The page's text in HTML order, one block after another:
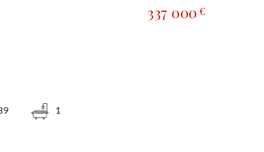
1
337 000 €